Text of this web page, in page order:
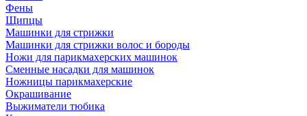
Фены
Щипцы
Машинки для стрижки
Машинки для стрижки волос и бороды
Ножи для парикмахерских машинок
Сменные насадки для машинок
Ножницы парикмахерские
Окрашивание
Выжиматели тюбика